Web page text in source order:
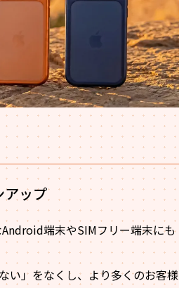
アップ
端末やSIMフリー端末にも
い」をなくし、より多くのお客様